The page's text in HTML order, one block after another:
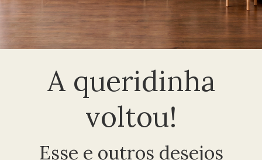
A queridinha
voltou!
Esse e outros desejos